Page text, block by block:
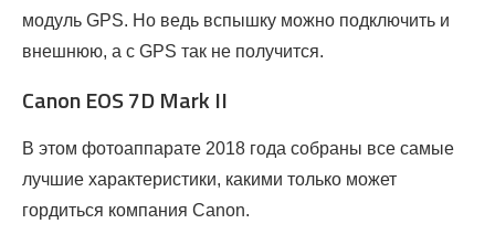
модуль GPS. Но ведь вспышку можно подключить и
внешнюю, а c GPS так не получится.
Canon EOS 7D Mark II
В этом фотоаппарате 2018 года собраны все самые
лучшие характеристики, какими только может
гордиться компания Canon.